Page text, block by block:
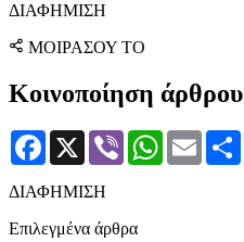
ΔΙΑΦΗΜΙΣΗ
ΜΟΙΡΑΣΟΥ ΤΟ
Κοινοποίηση άρθρου
Facebook
X Viber WhatsApp
Email
ΔΙΑΦΗΜΙΣΗ
Επιλεγμένα άρθρα